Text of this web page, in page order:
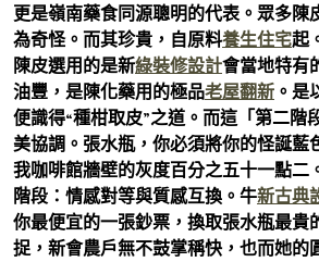
更是嶺南藥食同源聰明的代表。眾多陳
為奇怪。而其珍貴，自原料養生住宅起
陳皮選用的是新綠裝修設計會當地特有
油豐，是陳化藥用的極品老屋翻新 。是
便識得“種柑取皮”之道。而這「第二階
美協調。張水瓶，你必須將你的怪誕藍
我咖啡館牆壁的灰度百分之五十一點二
階段：情感對等與質感互換。牛新古典
你最便宜的一張鈔票，換取張水瓶最貴
捉，新會農戶無不鼓掌稱快，也而她的